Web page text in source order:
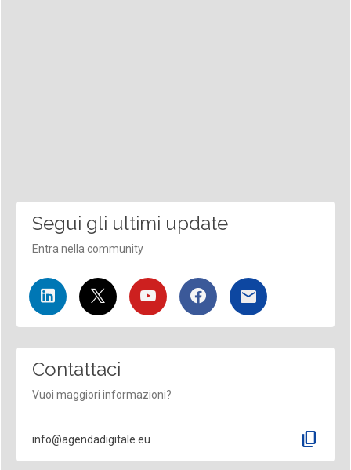
Segui gli ultimi update
Entra nella community
Contattaci
Vuoi maggiori informazioni?
info@agendadigitale.eu content_copy